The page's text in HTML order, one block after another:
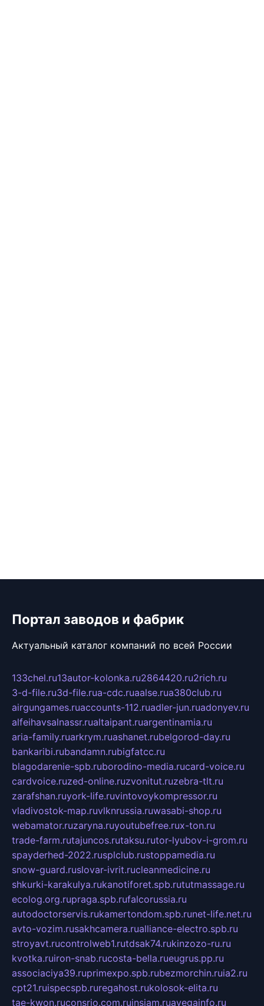
Портал заводов и фабрик
Актуальный каталог компаний по всей России
133chel.ru13autor-kolonka.ru2864420.ru2rich.ru
3-d-file.ru3d-file.rua-cdc.ruaalse.rua380club.ru
airgungames.ruaccounts-112.ruadler-jun.ruadonyev.ru
alfeihavsalnassr.rualtaipant.ruargentinamia.ru
aria-family.ruarkrym.ruashanet.rubelgorod-day.ru
bankaribi.rubandamn.rubigfatcc.ru
blagodarenie-spb.ruborodino-media.rucard-voice.ru
cardvoice.ruzed-online.ruzvonitut.ruzebra-tlt.ru
zarafshan.ruyork-life.ruvintovoykompressor.ru
vladivostok-map.ruvlknrussia.ruwasabi-shop.ru
webamator.ruzaryna.ruyoutubefree.rux-ton.ru
trade-farm.rutajuncos.rutaksu.rutor-lyubov-i-grom.ru
spayderhed-2022.rusplclub.rustoppamedia.ru
snow-guard.ruslovar-ivrit.rucleanmedicine.ru
shkurki-karakulya.rukanotiforet.spb.rututmassage.ru
ecolog.org.rupraga.spb.rufalcorussia.ru
autodoctorservis.rukamertondom.spb.runet-life.net.ru
avto-vozim.rusakhcamera.rualliance-electro.spb.ru
stroyavt.rucontrolweb1.rutdsak74.rukinzozo-ru.ru
kvotka.ruiron-snab.rucosta-bella.rueugrus.pp.ru
associaciya39.ruprimexpo.spb.rubezmorchin.ruia2.ru
cpt21.ruispecspb.ruregahost.rukolosok-elita.ru
tae-kwon.ruconsrio.com.ruinsiam.ruavegainfo.ru